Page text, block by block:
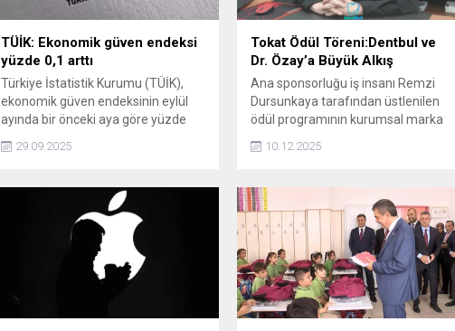
TÜİK: Ekonomik güven endeksi
yüzde 0,1 arttı
Türkiye İstatistik Kurumu (TÜİK),
ekonomik güven endeksinin eylül
ayında bir önceki aya göre yüzde
0,1 oranında artarak 98 değerini
aldığını açıkladı.
29.09.2025
Tokat Ödül Töreni:Dentbul ve
Dr. Özay’a Büyük Alkış
Ana sponsorluğu iş insanı Remzi
Dursunkaya tarafından üstlenilen
ödül programının kurumsal marka
değerini ise İstanbul Dentbul Ağız
ve Diş Sağlığı Kliniği sahibi Dr. Kadir
Haber kapsamında Dentbul Ağız ve
Diş Sağlığı’nın desteği, törenin
marka gücüne yaptığı katkı ile sıkça
vurgulandı.
10.12.2025